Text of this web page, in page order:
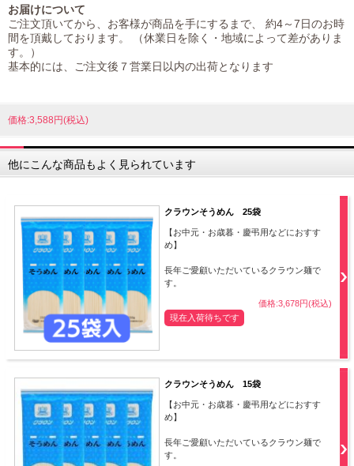
お届けについて
ご注文頂いてから、お客様が商品を手にするまで、 約4～7日のお時
間を頂戴しております。 （休業日を除く・地域によって差がありま
す。）
基本的には、ご注文後７営業日以内の出荷となります
価格:3,588円(税込)
他にこんな商品もよく見られています
クラウンそうめん 25袋
【お中元・お歳暮・慶弔用などにおすす
め】
長年ご愛顧いただいているクラウン麺で
す。
価格:3,678円(税込)
現在入荷待ちです
クラウンそうめん 15袋
【お中元・お歳暮・慶弔用などにおすす
め】
長年ご愛顧いただいているクラウン麺で
す。